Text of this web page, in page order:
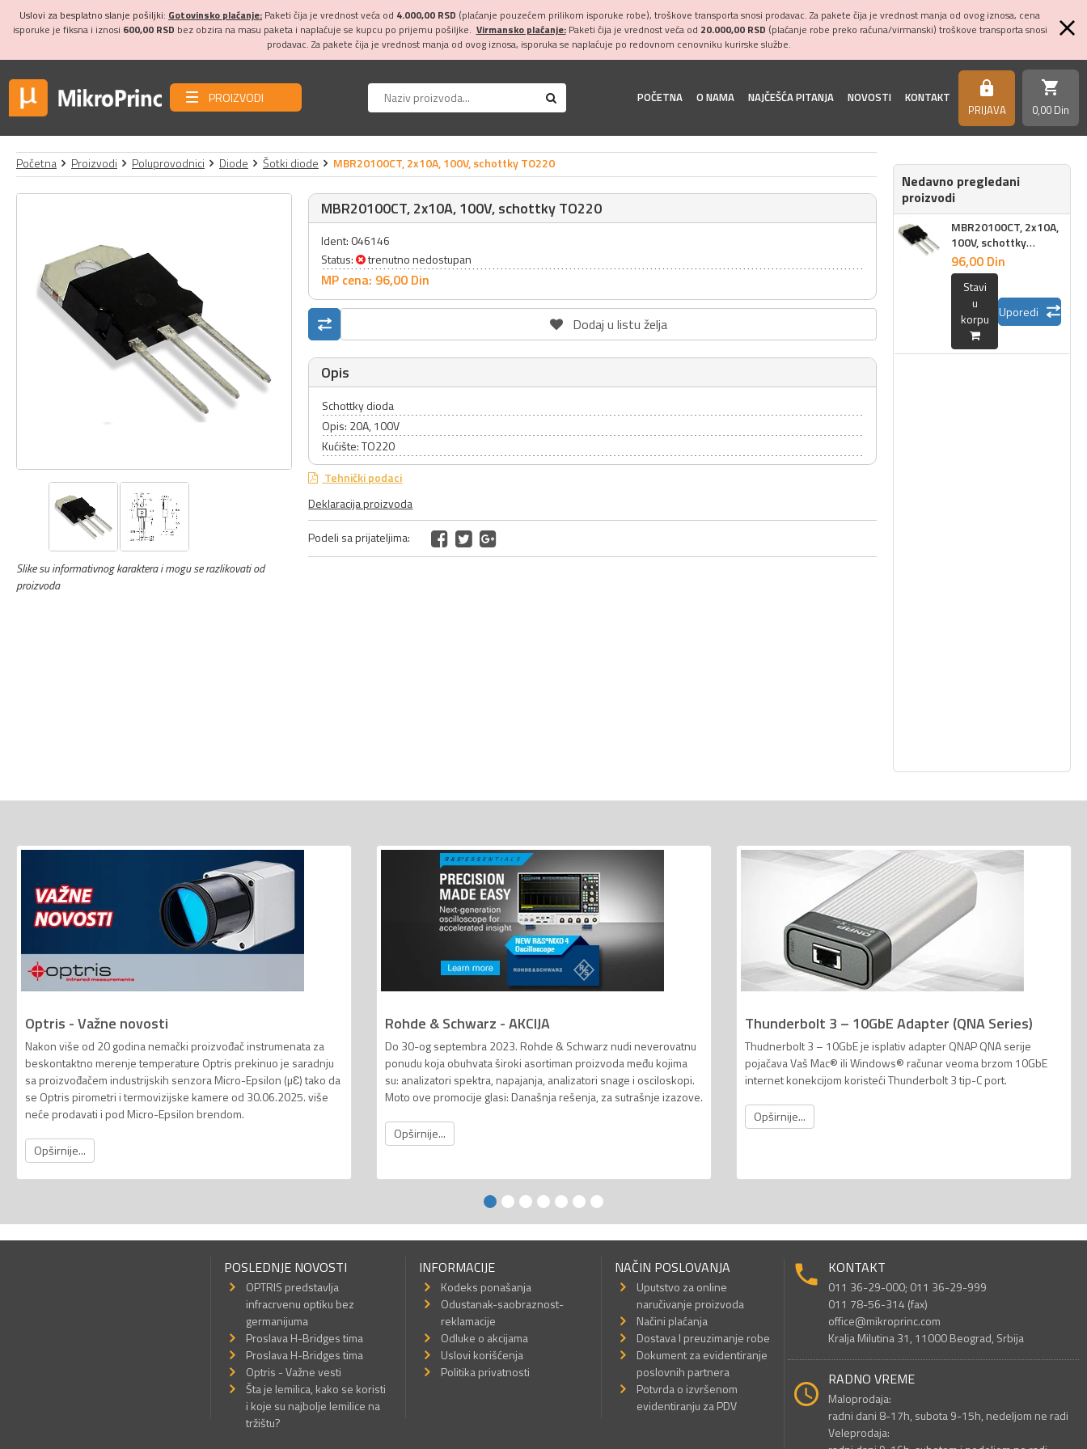
Uslovi za besplatno slanje pošiljki: Gotovinsko plaćanje: Paketi čija je vrednost veća od 4.000,00 RSD (plaćanje pouzećem prilikom isporuke robe), troškove transporta snosi prodavac. Za pakete čija je vrednost manja od ovog iznosa, cena
isporuke je fiksna i iznosi 600,00 RSD bez obzira na masu paketa i naplaćuje se kupcu po prijemu pošiljke. Virmansko plaćanje:Paketi čija je vrednost veća od 20.000,00 RSD (plaćanje robe preko računa/virmanski) troškove transporta snosi
prodavac. Za pakete čija je vrednost manja od ovog iznosa, isporuka se naplaćuje po redovnom cenovniku kurirske službe.
PROIZVODI POČETNA O NAMA NAJČEŠĆA PITANJA NOVOSTI KONTAKT https
PRIJAVA
shopping_cart
0,00 Din
Početna Proizvodi Poluprovodnici Diode Šotki diode MBR20100CT, 2x10A, 100V, schottky TO220
Slike su informativnog karaktera i mogu se razlikovati od
proizvoda
MBR20100CT, 2x10A, 100V, schottky TO220
Ident: 046146
Status:
trenutno nedostupan
MP cena: 96,00 Din
Dodaj u listu želja
Opis
Schottky dioda
Opis: 20A, 100V
Kućište: TO220
Tehnički podaci
Deklaracija proizvoda
Podeli sa prijateljima:
Nedavno pregledani
proizvodi
MBR20100CT, 2x10A,
100V, schottky
TO220
96,00 Din
Stavi
u
korpu
Uporedi
Optris - Važne novosti
Nakon više od 20 godina nemački proizvođač instrumenata za
beskontaktno merenje temperature Optris prekinuo je saradnju
sa proizvođačem industrijskih senzora Micro-Epsilon (µƐ) tako da
se Optris pirometri i termovizijske kamere od 30.06.2025. više
neće prodavati i pod Micro-Epsilon brendom.
Opširnije...
Rohde & Schwarz - AKCIJA
Do 30-og septembra 2023. Rohde & Schwarz nudi neverovatnu
ponudu koja obuhvata široki asortiman proizvoda među kojima
su: analizatori spektra, napajanja, analizatori snage i osciloskopi.
Moto ove promocije glasi: Današnja rešenja, za sutrašnje izazove.
Opširnije...
Thunderbolt 3 – 10GbE Adapter (QNA Series)
Thudnerbolt 3 – 10GbE je isplativ adapter QNAP QNA serije
pojačava Vaš Mac® ili Windows® računar veoma brzom 10GbE
internet konekcijom koristeći Thunderbolt 3 tip-C port.
Opširnije...
POSLEDNJE NOVOSTI
OPTRIS predstavlja
infracrvenu optiku bez
germanijuma
Proslava H-Bridges tima
Proslava H-Bridges tima
Optris - Važne vesti
Šta je lemilica, kako se koristi
i koje su najbolje lemilice na
tržištu?
INFORMACIJE
Kodeks ponašanja
Odustanak-saobraznost-
reklamacije
Odluke o akcijama
Uslovi korišćenja
Politika privatnosti
NAČIN POSLOVANJA
Uputstvo za online
naručivanje proizvoda
Načini plaćanja
Dostava I preuzimanje robe
Dokument za evidentiranje
poslovnih partnera
Potvrda o izvršenom
evidentiranju za PDV
KONTAKT
011 36-29-000; 011 36-29-999
011 78-56-314 (fax)
office@mikroprinc.com
Kralja Milutina 31, 11000 Beograd, Srbija
RADNO VREME
Maloprodaja:
radni dani 8-17h, subota 9-15h, nedeljom ne radi
Veleprodaja: